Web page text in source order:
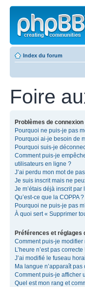
Index du forum
Foire
Problèmes de connexion
Pourquoi ne puis-je pas
Pourquoi ai-je besoin de
Pourquoi suis-je
Comment puis-je
utilisateurs en ligne ?
J’ai perdu mon mot de
Je suis inscrit mais ne
Je m’étais déjà inscrit
Qu’est-ce que la COPPA ?
Pourquoi ne puis-je pas
À quoi sert « Supprimer
Préférences et réglages
Comment puis-je modifier
L’heure n’est pas correcte
J’ai modifié le fuseau
Ma langue n’apparaît pas
Comment puis-je afficher
Quel est mon rang et